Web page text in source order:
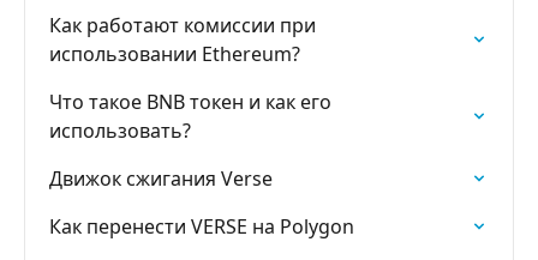
Как работают комиссии при
использовании Ethereum?
Что такое BNB токен и как его
использовать?
Движок сжигания Verse
Как перенести VERSE на Polygon